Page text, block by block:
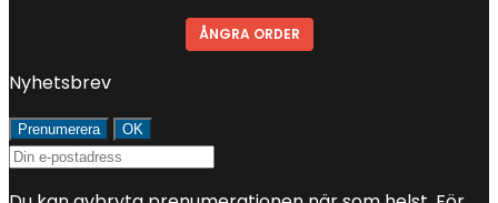
ÅNGRA ORDER
Nyhetsbrev